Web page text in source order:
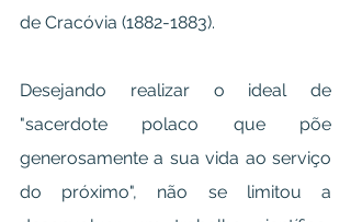
de Cracóvia (1882-1883).
Desejando realizar o ideal de
"sacerdote polaco que põe
generosamente a sua vida ao serviço
do próximo", não se limitou a